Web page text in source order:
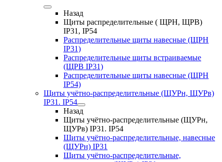
Назад
Щиты распределительные ( ЩРН, ЩРВ)
IP31, IP54
Распределительные щиты навесные (ЩРН
IP31)
Распределительные щиты встраиваемые
(ЩРВ IP31)
Распределительные щиты навесные (ЩРН
IP54)
Щиты учётно-распределительные (ЩУРн, ЩУРв)
IP31. IP54
Назад
Щиты учётно-распределительные (ЩУРн,
ЩУРв) IP31. IP54
Щиты учётно-распределительные, навесные
(ЩУРн) IP31
Щиты учётно-распределительные,